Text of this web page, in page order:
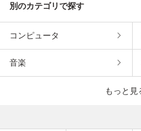
別のカテゴリで探す
コンピュータ
音楽
もっと見